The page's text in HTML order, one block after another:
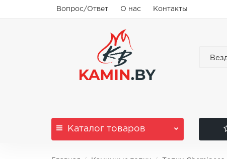
Вопрос/Ответ О нас Контакты
Каталог товаров